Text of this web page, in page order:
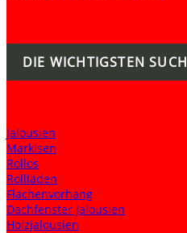
DIE WICHTIGSTEN
Jalousien
Markisen
Rollos
Rollläden
Flächenvorhang
Dachfenster Jalousien
Holzjalousien